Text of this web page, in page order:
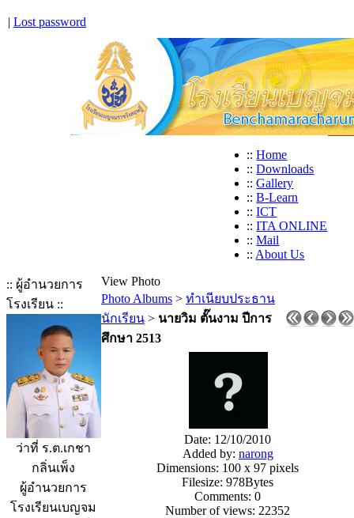
| Lost password
:: Home
:: Downloads
:: Gallery
:: B-Learn
:: ICT
:: ITA ONLINE
:: Mail
:: About Us
:: ผู้อำนวยการ
โรงเรียน ::
ว่าที่ ร.ต.เกชา
กลิ่นเพ็ง
ผู้อำนวยการ
โรงเรียนเบญจม
View Photo
Photo Albums > ทำเนียบประธาน
นักเรียน > นายวิม ตั๊นงาม ปีการ
ศึกษา 2513
Date: 12/10/2010
Added by: narong
Dimensions: 100 x 97 pixels
Filesize: 978Bytes
Comments: 0
Number of views: 22352